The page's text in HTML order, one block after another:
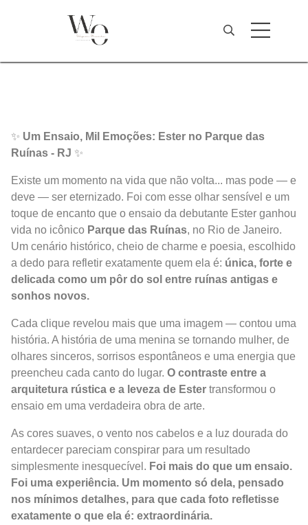
✨ Um Ensaio, Mil Emoções: Ester no Parque das
Ruínas - RJ ✨
Existe um momento na vida que não volta... mas pode — e
deve — ser eternizado. Foi com esse olhar sensível e um
toque de encanto que o ensaio da debutante Ester ganhou
vida no icônico Parque das Ruínas, no Rio de Janeiro.
Um cenário histórico, cheio de charme e poesia, escolhido
a dedo para refletir exatamente quem ela é: única, forte e
delicada como um pôr do sol entre ruínas antigas e
sonhos novos.
Cada clique revelou mais que uma imagem — contou uma
história. A história de uma menina se tornando mulher, de
olhares sinceros, sorrisos espontâneos e uma energia que
preencheu cada canto do lugar. O contraste entre a
arquitetura rústica e a leveza de Ester transformou o
ensaio em uma verdadeira obra de arte.
As cores suaves, o vento nos cabelos e a luz dourada do
entardecer pareciam conspirar para um resultado
simplesmente inesquecível. Foi mais do que um ensaio.
Foi uma experiência. Um momento só dela, pensado
nos mínimos detalhes, para que cada foto refletisse
exatamente o que ela é: extraordinária.